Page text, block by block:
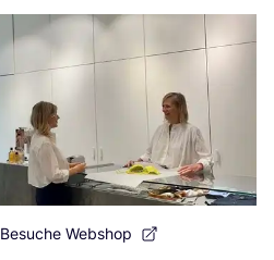
Besuche Webshop